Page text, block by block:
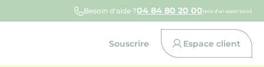
Besoin d'aide ?04 84 80 20 00 (prix d’un appel local)
Souscrire Espace client